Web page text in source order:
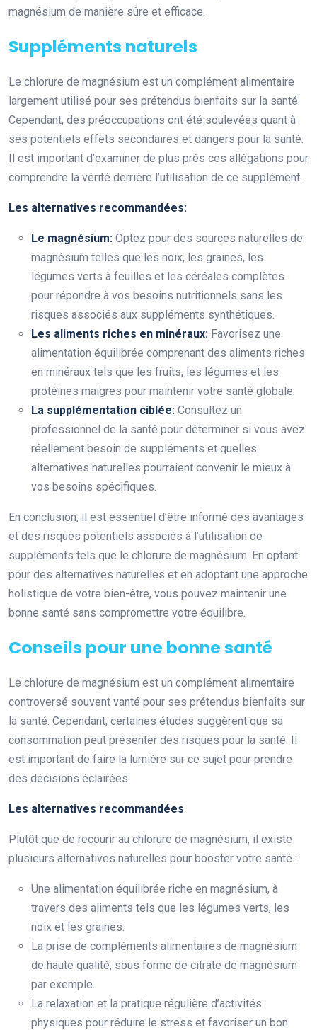
magnésium de manière sûre et efficace.
Suppléments naturels
Le chlorure de magnésium est un complément alimentaire
largement utilisé pour ses prétendus bienfaits sur la santé.
Cependant, des préoccupations ont été soulevées quant à
ses potentiels effets secondaires et dangers pour la santé.
Il est important d’examiner de plus près ces allégations pour
comprendre la vérité derrière l’utilisation de ce supplément.
Les alternatives recommandées:
Le magnésium: Optez pour des sources naturelles de
magnésium telles que les noix, les graines, les
légumes verts à feuilles et les céréales complètes
pour répondre à vos besoins nutritionnels sans les
risques associés aux suppléments synthétiques.
Les aliments riches en minéraux: Favorisez une
alimentation équilibrée comprenant des aliments riches
en minéraux tels que les fruits, les légumes et les
protéines maigres pour maintenir votre santé globale.
La supplémentation ciblée: Consultez un
professionnel de la santé pour déterminer si vous avez
réellement besoin de suppléments et quelles
alternatives naturelles pourraient convenir le mieux à
vos besoins spécifiques.
En conclusion, il est essentiel d’être informé des avantages
et des risques potentiels associés à l’utilisation de
suppléments tels que le chlorure de magnésium. En optant
pour des alternatives naturelles et en adoptant une approche
holistique de votre bien-être, vous pouvez maintenir une
bonne santé sans compromettre votre équilibre.
Conseils pour une bonne santé
Le chlorure de magnésium est un complément alimentaire
controversé souvent vanté pour ses prétendus bienfaits sur
la santé. Cependant, certaines études suggèrent que sa
consommation peut présenter des risques pour la santé. Il
est important de faire la lumière sur ce sujet pour prendre
des décisions éclairées.
Les alternatives recommandées
Plutôt que de recourir au chlorure de magnésium, il existe
plusieurs alternatives naturelles pour booster votre santé :
Une alimentation équilibrée riche en magnésium, à
travers des aliments tels que les légumes verts, les
noix et les graines.
La prise de compléments alimentaires de magnésium
de haute qualité, sous forme de citrate de magnésium
par exemple.
La relaxation et la pratique régulière d’activités
physiques pour réduire le stress et favoriser un bon